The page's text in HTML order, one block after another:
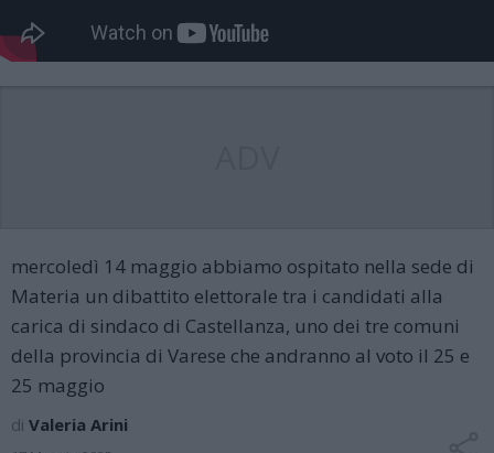
mercoledì 14 maggio abbiamo ospitato nella sede di
Materia un dibattito elettorale tra i candidati alla
carica di sindaco di Castellanza, uno dei tre comuni
della provincia di Varese che andranno al voto il 25 e
25 maggio
di Valeria Arini